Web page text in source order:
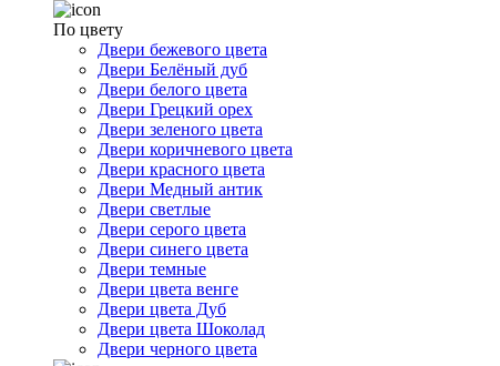
По цвету
Двери бежевого цвета
Двери Белёный дуб
Двери белого цвета
Двери Грецкий орех
Двери зеленого цвета
Двери коричневого цвета
Двери красного цвета
Двери Медный антик
Двери светлые
Двери серого цвета
Двери синего цвета
Двери темные
Двери цвета венге
Двери цвета Дуб
Двери цвета Шоколад
Двери черного цвета